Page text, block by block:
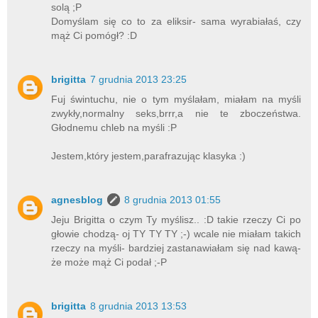
solą ;P
Domyślam się co to za eliksir- sama wyrabiałaś, czy
mąż Ci pomógł? :D
brigitta 7 grudnia 2013 23:25
Fuj świntuchu, nie o tym myślałam, miałam na myśli
zwykły,normalny seks,brrr,a nie te zboczeństwa.
Głodnemu chleb na myśli :P
Jestem,który jestem,parafrazując klasyka :)
agnesblog
8 grudnia 2013 01:55
Jeju Brigitta o czym Ty myślisz.. :D takie rzeczy Ci po
głowie chodzą- oj TY TY TY ;-) wcale nie miałam takich
rzeczy na myśli- bardziej zastanawiałam się nad kawą-
że może mąż Ci podał ;-P
brigitta 8 grudnia 2013 13:53